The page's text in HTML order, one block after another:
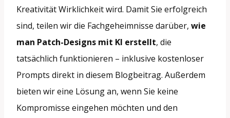
Kreativität Wirklichkeit wird. Damit Sie erfolgreich
sind, teilen wir die Fachgeheimnisse darüber, wie
man Patch-Designs mit KI erstellt, die
tatsächlich funktionieren – inklusive kostenloser
Prompts direkt in diesem Blogbeitrag. Außerdem
bieten wir eine Lösung an, wenn Sie keine
Kompromisse eingehen möchten und den